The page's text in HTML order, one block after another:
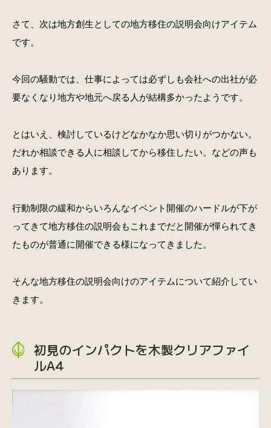
さて、次は地方創生としての地方移住の説明会向けアイテム
です。
今回の騒動では、仕事によっては必ずしも会社への出社が必
要なくなり地方や地元へ戻る人が結構多かったようです。
とはいえ、検討しているけどなかなか思い切りがつかない。
だれか相談できる人に相談してから移住したい。などの声も
あります。
行動制限の緩和からいろんなイベント開催のハードルが下が
ってきて地方移住の説明会もこれまでだと開催が憚られてき
たものが普通に開催できる様になってきました。
そんな地方移住の説明会向けのアイテムについて紹介してい
きます。
初見のインパクトを木製クリアファイ
ルA4